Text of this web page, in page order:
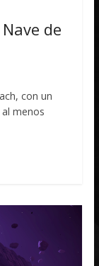
de
con un
menos